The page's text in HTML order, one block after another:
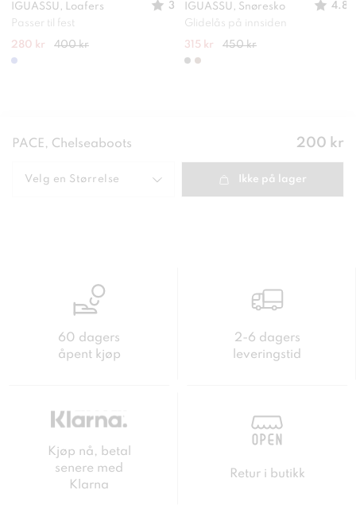
IGUASSU, Loafers
3
Passer til fest
280 kr 400 kr
IGUASSU, Snøresko
4.8
Glidelås på innsiden
315 kr 450 kr
PACE, Chelseaboots Pris:
200 kr
Velg en Størrelse Ikke på lager
60 dagers
åpent kjøp
2-6 dagers
leveringstid
Kjøp nå, betal
senere med
Klarna
Retur i butikk